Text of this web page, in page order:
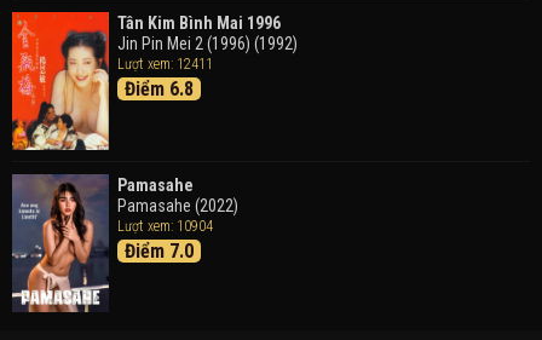
Tân Kim Bình Mai 1996
Jin Pin Mei 2 (1996) (1992)
Lượt xem: 12411
Điểm 6.8
Pamasahe
Pamasahe (2022)
Lượt xem: 10904
Điểm 7.0